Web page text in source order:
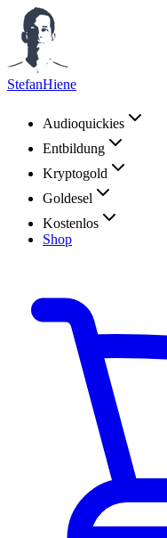
StefanHiene
Audioquickies
Entbildung
Kryptogold
Goldesel
Kostenlos
Shop